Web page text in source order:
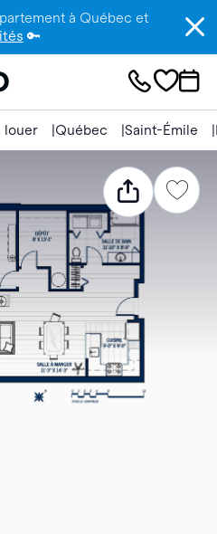
à Québec et
🔑
louer Québec Saint-Émile